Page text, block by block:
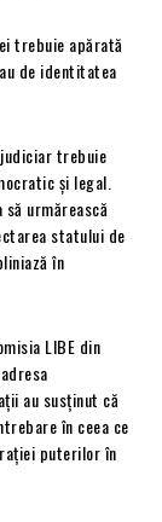
trebuie apărată
de identitatea
trebuie
și legal.
să urmărească
statului de
în
LIBE din
au susținut că
în ceea ce
puterilor în